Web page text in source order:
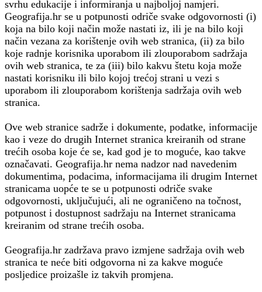
svrhu edukacije i informiranja u najboljoj namjeri.
Geografija.hr se u potpunosti odriče svake odgovornosti (i)
koja na bilo koji način može nastati iz, ili je na bilo koji
način vezana za korištenje ovih web stranica, (ii) za bilo
koje radnje korisnika uporabom ili zlouporabom sadržaja
ovih web stranica, te za (iii) bilo kakvu štetu koja može
nastati korisniku ili bilo kojoj trećoj strani u vezi s
uporabom ili zlouporabom korištenja sadržaja ovih web
stranica.
Ove web stranice sadrže i dokumente, podatke, informacije
kao i veze do drugih Internet stranica kreiranih od strane
trećih osoba koje će se, kad god je to moguće, kao takve
označavati. Geografija.hr nema nadzor nad navedenim
dokumentima, podacima, informacijama ili drugim Internet
stranicama uopće te se u potpunosti odriče svake
odgovornosti, uključujući, ali ne ograničeno na točnost,
potpunost i dostupnost sadržaju na Internet stranicama
kreiranim od strane trećih osoba.
Geografija.hr zadržava pravo izmjene sadržaja ovih web
stranica te neće biti odgovorna ni za kakve moguće
posljedice proizašle iz takvih promjena.